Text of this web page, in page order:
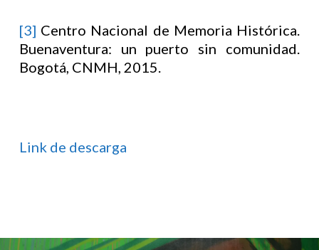
[3] Centro Nacional de Memoria Histórica.
Buenaventura: un puerto sin comunidad.
Bogotá, CNMH, 2015.
Link de descarga